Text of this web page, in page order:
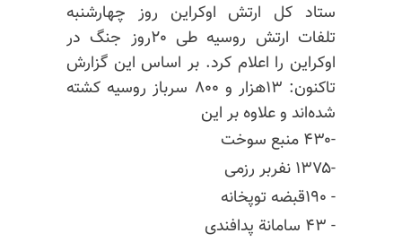
ستاد کل ارتش اوکراین روز چهارشنبه
تلفات ارتش روسیه طی ۲۰روز جنگ در
اوکراین را اعلام کرد. بر اساس این گزارش
تاکنون: ۱۳هزار و ۸۰۰ سرباز روسیه کشته
شده‌اند و علاوه بر این
-۴۳۰ منبع سوخت‌
-۱۳۷۵ نفربر رزمی
- ۱۹۰قبضه توپخانه
- ۴۳
سامانة پدافندی